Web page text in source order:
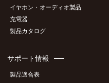
イヤホン・オーディオ製品
充電器
製品カタログ
サポート情報
製品適合表